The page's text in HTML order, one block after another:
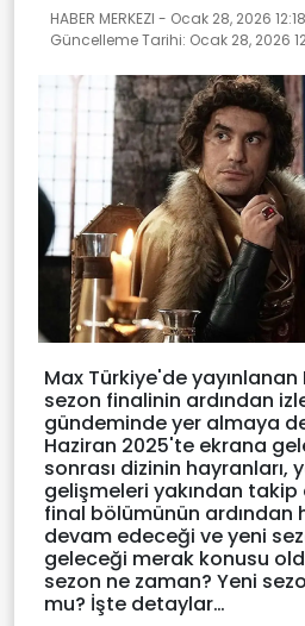
HABER MERKEZI - Ocak 28, 2026 12:18
Güncelleme Tarihi: Ocak 28, 2026
Max Türkiye'de
sezon finalinin ardından
gündeminde yer almaya
Haziran 2025'te ekrana
sonrası dizinin hayranları,
gelişmeleri yakından takip
final bölümünün ardından
devam edeceği ve yeni
geleceği merak konusu
sezon ne zaman? Yeni
mu? İşte detaylar…